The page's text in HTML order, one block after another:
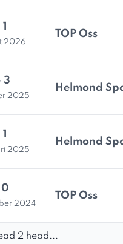
2026
TOP Oss
3
2025
Helmond
2025
Helmond
0
2024
TOP Oss
2 head...